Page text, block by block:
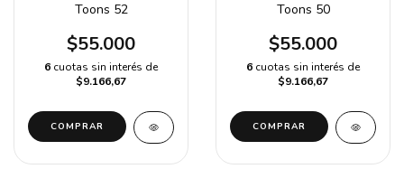
Toons 52
$55.000
6 cuotas sin interés de
$9.166,67
COMPRAR
Toons 50
$55.000
6 cuotas sin interés de
$9.166,67
COMPRAR